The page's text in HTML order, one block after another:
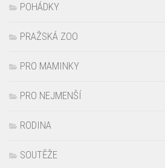
POHÁDKY
PRAŽSKÁ ZOO
PRO MAMINKY
PRO NEJMENŠÍ
RODINA
SOUTĚŽE